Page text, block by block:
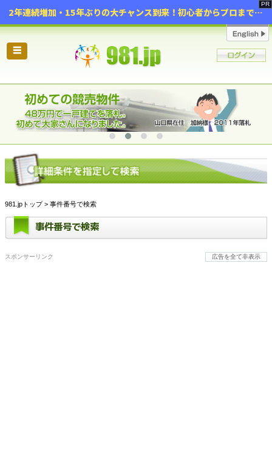
2年連続増加・15年ぶりの大チャンス到来！初心者からプロまで網羅する「競売不動産・超実践投資セミナー」♦神奈川県 横浜 in 神奈川
☰
981.jpトップ> 事件番号で検索
事件番号で検索
スポンサーリンク 広告を全て非表示